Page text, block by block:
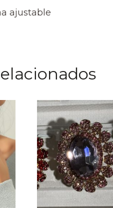
ajustable